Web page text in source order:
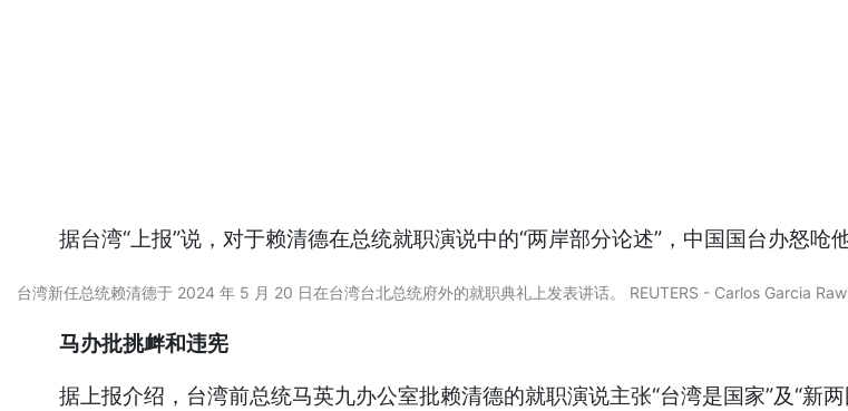
据台湾“上报”说，对于赖清德在总统就职演说中的“两岸部分论述”，中国国台办怒呛他
台湾新任总统赖清德于 2024 年 5 月 20 日在台湾台北总统府外的就职典礼上发表讲话。 REUTERS - Carlos Garcia
马办批挑衅和违宪
据上报介绍，台湾前总统马英九办公室批赖清德的就职演说主张“台湾是国家”及“新两